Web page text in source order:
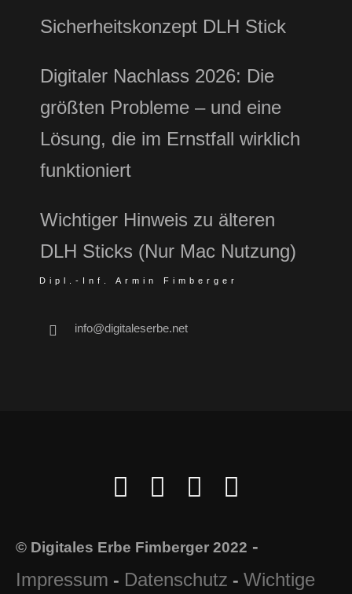
Sicherheitskonzept DLH Stick
Digitaler Nachlass 2026: Die
größten Probleme – und eine
Lösung, die im Ernstfall wirklich
funktioniert
Wichtiger Hinweis zu älteren
DLH Sticks (Nur Mac Nutzung)
Dipl.-Inf. Armin Fimberger
info@digitaleserbe.net
© Digitales Erbe Fimberger 2022 -
Impressum - Datenschutz - Wichtige